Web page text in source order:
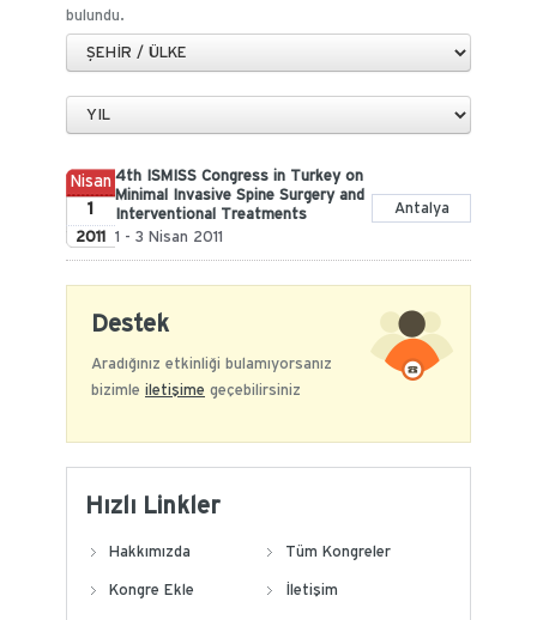
bulundu.
Nisan
1
2011
4th ISMISS Congress in Turkey on
Minimal Invasive Spine Surgery and
Interventional Treatments
1 - 3 Nisan 2011
Antalya
Destek
Aradığınız etkinliği bulamıyorsanız
bizimle iletişime geçebilirsiniz
Hızlı Linkler
Hakkımızda Tüm Kongreler
Kongre Ekle İletişim